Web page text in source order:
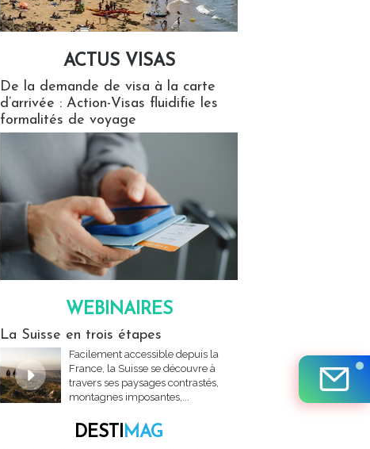
ACTUS VISAS
De la demande de visa à la carte
d’arrivée : Action-Visas fluidifie les
formalités de voyage
WEBINAIRES
La Suisse en trois étapes
Facilement accessible depuis la
France, la Suisse se découvre à
travers ses paysages contrastés,
montagnes imposantes,...
DESTIMAG